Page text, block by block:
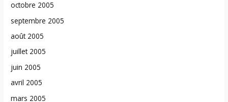
octobre 2005
septembre 2005
août 2005
juillet 2005
juin 2005
avril 2005
mars 2005